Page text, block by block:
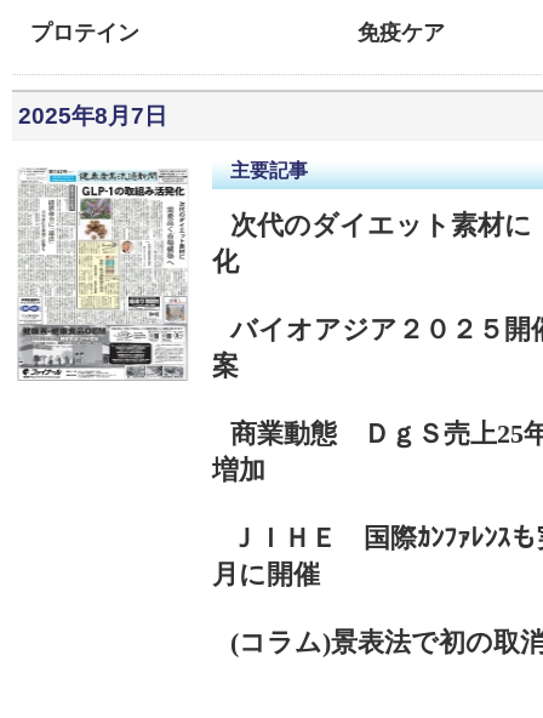
プロテイン 免疫ケア
2025年8月7日
主要記事
次代のダイエット素材
化
バイオアジア２０２５
案
商業動態 ＤｇＳ売上25
増加
ＪＩＨＥ
国際ｶﾝﾌｧﾚﾝｽ
月に開催
(コラム)景表法で初の